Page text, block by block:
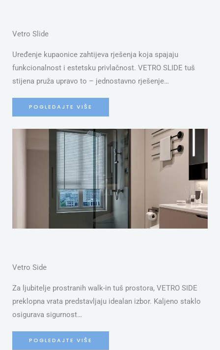
Vetro Slide
Uređenje kupaonice zahtijeva rješenja koja spajaju
funkcionalnost i estetsku privlačnost. VETRO SLIDE tuš
stijena pruža upravo to – jednostavno rješenje…
POGLEDAJTE VIŠE
Vetro Side
Za ljubitelje prostranih walk-in tuš prostora, VETRO SIDE
preklopna vrata predstavljaju idealan izbor. Kaljeno staklo
osigurava sigurnost…
POGLEDAJTE VIŠE